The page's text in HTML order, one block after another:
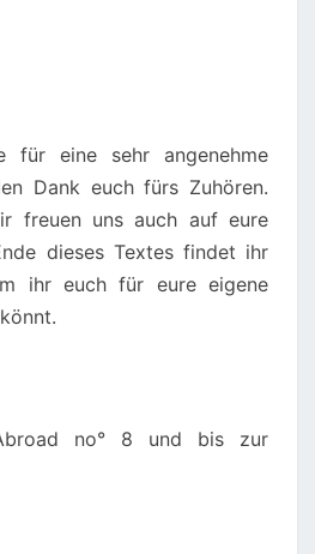
für eine sehr angenehme
Dank euch fürs Zuhören.
freuen uns auch auf eure
dieses Textes findet ihr
ihr euch für eure eigene
no° 8 und bis zur